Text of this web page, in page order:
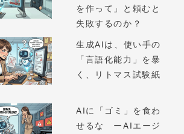
を作って」と頼むと
失敗するのか？
生成AIは、使い手の
「言語化能力」を暴
く、リトマス試験紙
AIに「ゴミ」を食わ
せるな ーAIエージ